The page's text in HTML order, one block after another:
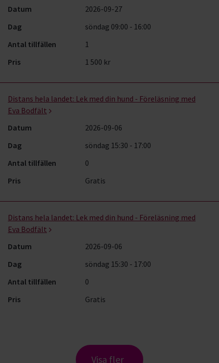
Datum
2026-09-27
Dag
söndag 09:00 - 16:00
Antal tillfällen
1
Pris
1 500 kr
Distans hela landet: Lek med din hund - Föreläsning med
Eva Bodfält
Datum
2026-09-06
Dag
söndag 15:30 - 17:00
Antal tillfällen
0
Pris
Gratis
Distans hela landet: Lek med din hund - Föreläsning med
Eva Bodfält
Datum
2026-09-06
Dag
söndag 15:30 - 17:00
Antal tillfällen
0
Pris
Gratis
Visa fler